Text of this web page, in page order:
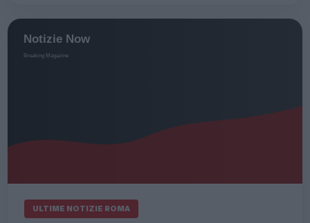
ULTIME NOTIZIE ROMA